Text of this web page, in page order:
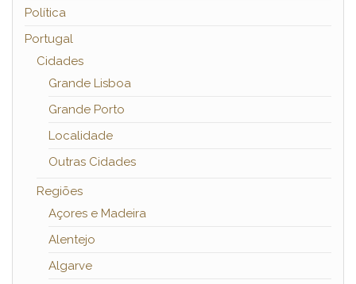
Política
Portugal
Cidades
Grande Lisboa
Grande Porto
Localidade
Outras Cidades
Regiões
Açores e Madeira
Alentejo
Algarve